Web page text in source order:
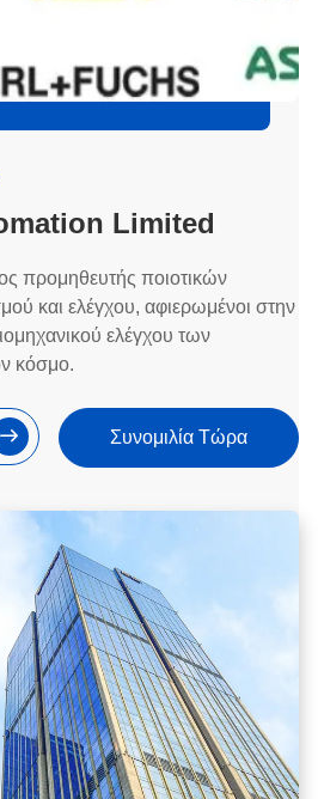
Limited
προμηθευτής ποιοτικών
και ελέγχου, αφιερωμένοι στην
ελέγχου των
κόσμο.
Συνομιλία Τώρα